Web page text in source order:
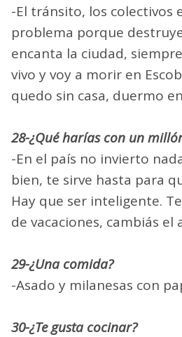
-El tránsito, los colectivos
problema porque
encanta la ciudad,
vivo y voy a morir en
quedo sin casa, duermo
28-¿Qué harías con un
-En el país no invierto
bien, te sirve hasta para
Hay que ser inteligente.
de vacaciones, cambiás el
29-¿Una comida?
-Asado y milanesas con
30-¿Te gusta cocinar?